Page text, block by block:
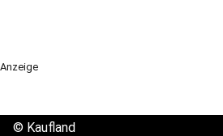
Anzeige
© Kaufland